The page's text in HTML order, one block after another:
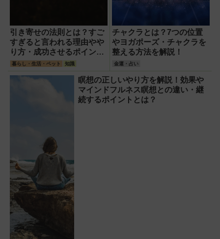
引き寄せの法則とは？すご
すぎると言われる理由やや
り方・成功させるポイント
を徹底解説！
暮らし・生活・ペット 知識
チャクラとは？7つの位置
やヨガポーズ・チャクラを
整える方法を解説！
金運・占い
瞑想の正しいやり方を解説！効果や
マインドフルネス瞑想との違い・継
続するポイントとは？